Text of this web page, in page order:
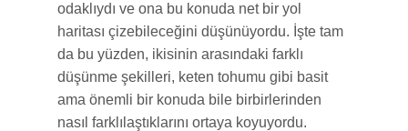
odaklıydı ve ona bu konuda net bir yol
haritası çizebileceğini düşünüyordu. İşte tam
da bu yüzden, ikisinin arasındaki farklı
düşünme şekilleri, keten tohumu gibi basit
ama önemli bir konuda bile birbirlerinden
nasıl farklılaştıklarını ortaya koyuyordu.